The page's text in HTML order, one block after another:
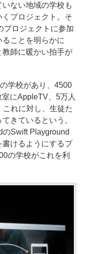
ない地域の学校も
プロジェクト。そ
プロジェクトに参加
ことを明らかに
師に暖かい拍手が
学校があり、4500
にAppleTV、5万人
れに対し、生徒た
きているという。
Swift Playground
けるようにするプ
の学校がこれを利